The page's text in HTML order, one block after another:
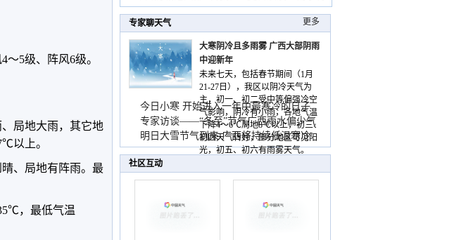
5级、阵风6级。
局地大雨，其它地
以上。
、局地有阵雨。最
，最低气温
秀山
专家聊天气 更多
大寒阴冷且多雨雾 广西大部阴雨
中迎新年
未来七天，包括春节期间（1月
21-27日），我区以阴冷天气为
主，初一、初二受中等偏强冷空
气影响，阴冷有小雨，各地气温
下降4～6℃局地8℃以上，初三、
初四天气转好，部分地区可见阳
光，初五、初六有雨雾天气。
今日小寒 开始进入一年中最寒冷的日子
专家访谈——“冬至”节气广西雨水偏少气
温低
明日大雪节气到来 广西将持续低温寒冷
天气
社区互动